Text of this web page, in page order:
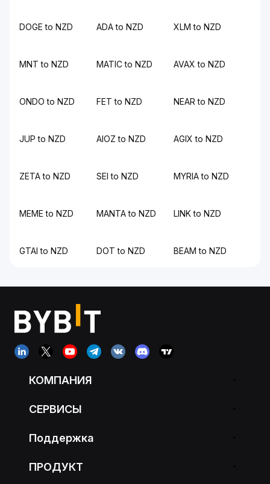
DOGE to NZD ADA to NZD XLM to NZD
MNT to NZD MATIC to NZD AVAX to NZD
ONDO to NZD FET to NZD NEAR to NZD
JUP to NZD AIOZ to NZD AGIX to NZD
ZETA to NZD SEI to NZD MYRIA to NZD
MEME to NZD MANTA to NZD LINK to NZD
GTAI to NZD DOT to NZD BEAM to NZD
КОМПАНИЯ
СЕРВИСЫ
Поддержка
ПРОДУКТ